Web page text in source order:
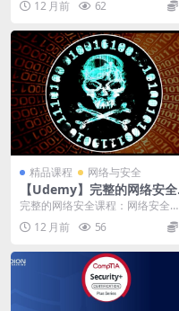
L... 12 月前 62
精品课程 网络与安全
【Udemy】完整的网络安全
课程：网络安全！
完整的网络安全课程：网络安全！
| The Complete Cyber Sec...
12 月前 56